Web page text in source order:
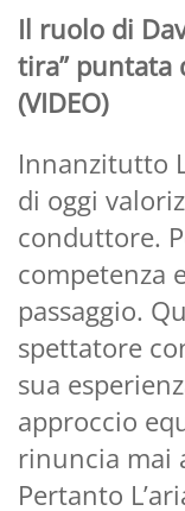
Il ruolo di
tira” puntata
(VIDEO)
Innanzitutto
di oggi
conduttore.
competenza
passaggio.
spettatore
sua
approccio
rinuncia mai
Pertanto